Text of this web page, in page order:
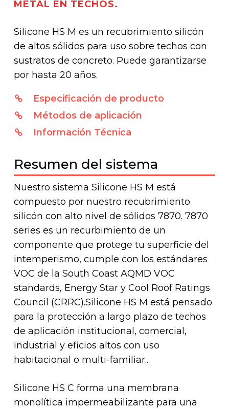
METAL EN TECHOS.
Silicone HS M es un recubrimiento silicón
de altos sólidos para uso sobre techos con
sustratos de concreto. Puede garantizarse
por hasta 20 años.
Especificación de producto
Métodos de aplicación
Información Técnica
Resumen del sistema
Nuestro sistema Silicone HS M está
compuesto por nuestro recubrimiento
silicón con alto nivel de sólidos 7870. 7870
series es un recurbimiento de un
componente que protege tu superficie del
intemperismo, cumple con los estándares
VOC de la South Coast AQMD VOC
standards, Energy Star y Cool Roof Ratings
Council (CRRC).Silicone HS M está pensado
para la protección a largo plazo de techos
de aplicación institucional, comercial,
industrial y eficios altos con uso
habitacional o multi-familiar..
Silicone HS C forma una membrana
monolítica impermeabilizante para una